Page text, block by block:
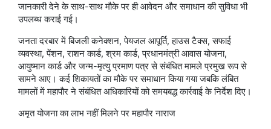
जानकारी देने के साथ-साथ मौके पर ही आवेदन और समाधान की सुविधा भी
उपलब्ध कराई गई।
जनता दरबार में बिजली कनेक्शन, पेयजल आपूर्ति, हाउस टैक्स, सफाई
व्यवस्था, पेंशन, राशन कार्ड, श्रम कार्ड, प्रधानमंत्री आवास योजना,
आयुष्मान कार्ड और जन्म-मृत्यु प्रमाण पत्र से संबंधित मामले प्रमुख रूप से
सामने आए। कई शिकायतों का मौके पर समाधान किया गया जबकि लंबित
मामलों में महापौर ने संबंधित अधिकारियों को समयबद्ध कार्रवाई के निर्देश दिए।
अमृत योजना का लाभ नहीं मिलने पर महापौर नाराज